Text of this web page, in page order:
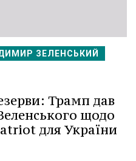
ЗЕЛЕНСЬКИЙ
Трамп дав
щодо
для України